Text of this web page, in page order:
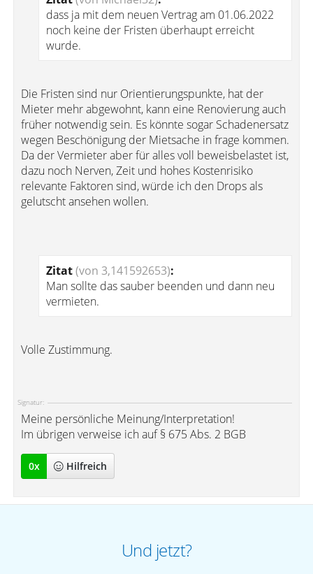
dass ja mit dem neuen Vertrag am 01.06.2022
noch keine der Fristen überhaupt erreicht
wurde.
Die Fristen sind nur Orientierungspunkte, hat der
Mieter mehr abgewohnt, kann eine Renovierung auch
früher notwendig sein. Es könnte sogar Schadenersatz
wegen Beschönigung der Mietsache in frage kommen.
Da der Vermieter aber für alles voll beweisbelastet ist,
dazu noch Nerven, Zeit und hohes Kostenrisiko
relevante Faktoren sind, würde ich den Drops als
gelutscht ansehen wollen.
Zitat(von 3,141592653):
Man sollte das sauber beenden und dann neu
vermieten.
Volle Zustimmung.
Signatur:
Meine persönliche Meinung/Interpretation!
Im übrigen verweise ich auf § 675 Abs. 2 BGB
0x Hilfreich
Und jetzt?